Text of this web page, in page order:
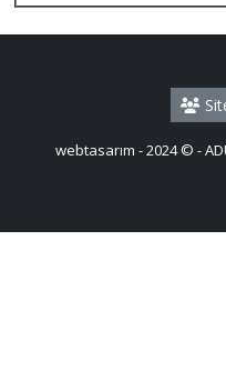
webtasarım - 2024 © -